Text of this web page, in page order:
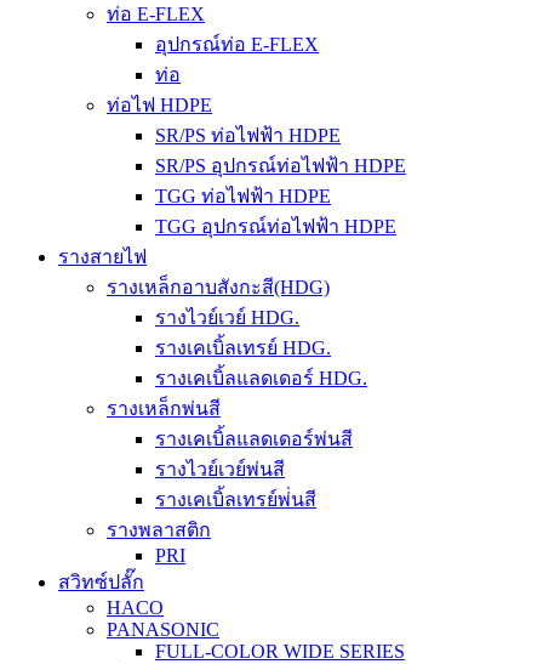
ท่อ E-FLEX
อุปกรณ์ท่อ E-FLEX
ท่อ
ท่อไฟ HDPE
SR/PS ท่อไฟฟ้า HDPE
SR/PS อุปกรณ์ท่อไฟฟ้า HDPE
TGG ท่อไฟฟ้า HDPE
TGG อุปกรณ์ท่อไฟฟ้า HDPE
รางสายไฟ
รางเหล็กอาบสังกะสี(HDG)
รางไวย์เวย์ HDG.
รางเคเบิ้ลเทรย์ HDG.
รางเคเบิ้ลแลดเดอร์ HDG.
รางเหล็กพ่นสี
รางเคเบิ้ลแลดเดอร์พ่นสี
รางไวย์เวย์พ่นสี
รางเคเบิ้ลเทรย์พ่่นสี
รางพลาสติก
PRI
สวิทซ์ปลั๊ก
HACO
PANASONIC
FULL-COLOR WIDE SERIES